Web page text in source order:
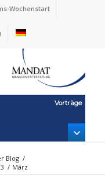
Wochenstart
Vorträge
Blog /
/ März